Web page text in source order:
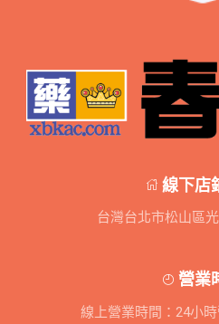
線下店
台灣台北市松山區
營業
線上營業時間：24小